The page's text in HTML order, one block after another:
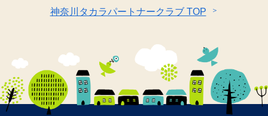
神奈川タカラパートナークラブ TOP ＞